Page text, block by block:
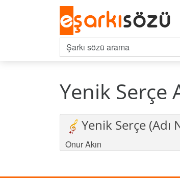
Yenik Serçe
Yenik Serçe (Adı
Onur Akın